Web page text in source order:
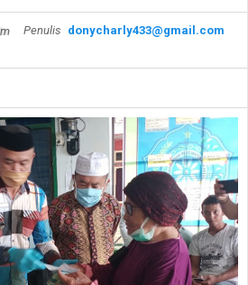
Penulis donycharly433@gmail.com